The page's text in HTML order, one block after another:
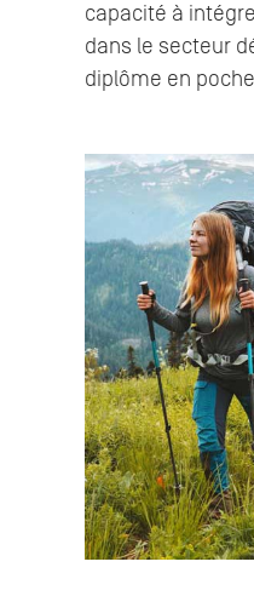
capacité à
dans le secteur
diplôme en